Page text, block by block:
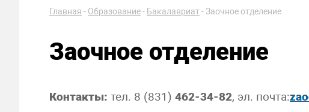
Главная - Образование- Бакалавриат-Заочное отделение
Заочное отделение
Контакты: тел. 8 (831) 462-34-82, эл. почта: